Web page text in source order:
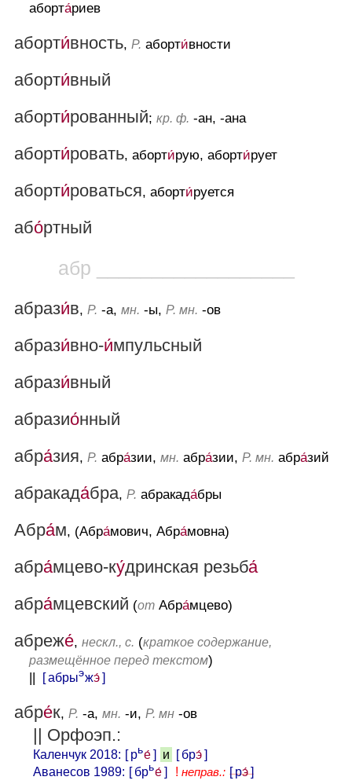
аборта́риев
аборти́вность, Р. аборти́вности
аборти́вный
аборти́рованный; кр. ф. -ан, -ана
аборти́ровать, аборти́рую, аборти́рует
аборти́роваться, аборти́руется
або́ртный
абр __________________
абрази́в, Р. -а, мн. -ы, Р. мн. -ов
абрази́вно-и́мпульсный
абрази́вный
абразио́нный
абра́зия, Р. абра́зии, мн. абра́зии, Р. мн. абра́зий
абракада́бра, Р. абракада́бры
Абра́м, (Абра́мович, Абра́мовна)
абра́мцево-ку́дринская резьба́
абра́мцевский (от Абра́мцево)
абреже́, нескл., с. (краткое содержание,
размещённое перед текстом)
[ абрыэжэ́]
абре́к, Р. -а, мн. -и, Р. мн -ов
|| Орфоэп.:
Каленчук 2018: [ рье́] и [ брэ́]
Аванесов 1989: [ брье́] ! неправ.: [ рэ́]